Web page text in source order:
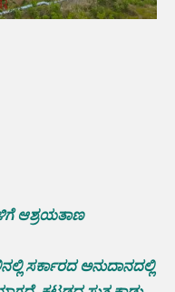
ಆಶ್ರಯತಾಣ
ಸರ್ಕಾರದ ಅನುದಾನದಲ್ಲಿ